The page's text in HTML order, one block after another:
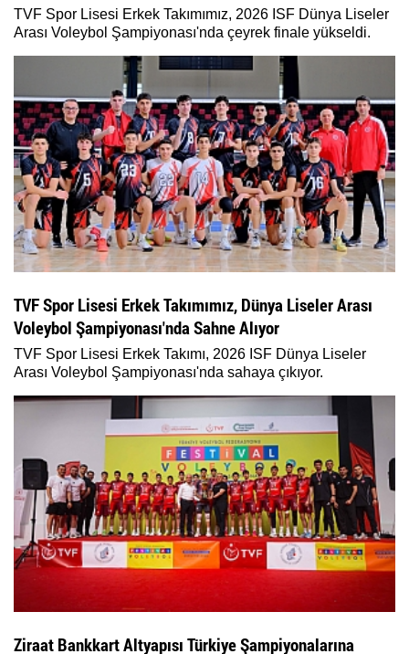
TVF Spor Lisesi Erkek Takımımız, 2026 ISF Dünya Liseler
Arası Voleybol Şampiyonası'nda çeyrek finale yükseldi.
TVF Spor Lisesi Erkek Takımımız, Dünya Liseler Arası
Voleybol Şampiyonası'nda Sahne Alıyor
TVF Spor Lisesi Erkek Takımı, 2026 ISF Dünya Liseler
Arası Voleybol Şampiyonası'nda sahaya çıkıyor.
Ziraat Bankkart Altyapısı Türkiye Şampiyonalarına